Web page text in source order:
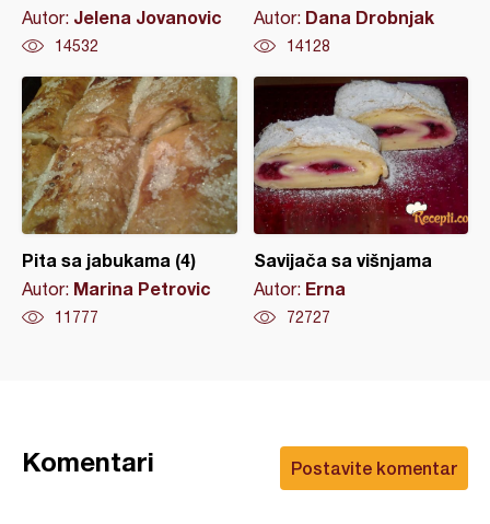
Autor: Jelena Jovanovic
14532
Autor: Dana Drobnjak
14128
Pita sa jabukama (4)
Autor: Marina Petrovic
11777
Savijača sa višnjama
Autor: Erna
72727
Postavite komentar
Komentari